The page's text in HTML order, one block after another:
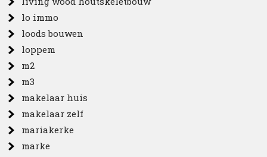
lo immo
loods bouwen
loppem
m2
m3
makelaar huis
makelaar zelf
mariakerke
marke